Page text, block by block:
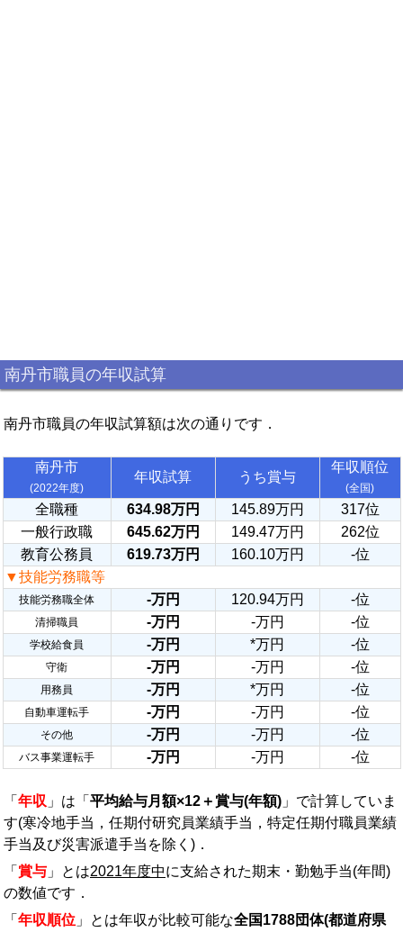
南丹市職員の年収試算
南丹市職員の年収試算額は次の通りです．
南丹市
(2022年度)
年収試算 うち賞与
年収順位
(全国)
全職種 634.98万円 145.89万円
317位
一般行政職
645.62万円 149.47万円
262位
教育公務員
619.73万円 160.10万円
-位
▼技能労務職等
技能労務職全体 -万円 120.94万円 -位
清掃職員 -万円 -万円 -位
学校給食員 -万円 *万円 -位
守衛 -万円 -万円 -位
用務員 -万円 *万円 -位
自動車運転手 -万円 -万円 -位
その他 -万円 -万円 -位
バス事業運転手 -万円 -万円 -位
「 年収 」は「 平均給与月額×12＋賞与(年額) 」で計算していま
す(寒冷地手当，任期付研究員業績手当，特定任期付職員業績
手当及び災害派遣手当を除く)．
「 賞与 」とは2021年度中に支給された期末・勤勉手当(年間)
の数値です．
「 年収順位 」とは年収が比較可能な全国1788団体(都道府県